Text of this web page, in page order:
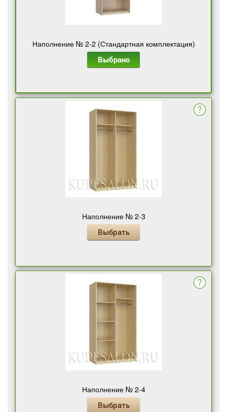
Наполнение № 2-2 (Стандартная комплектация)
Выбрано
Наполнение № 2-3
Выбрать
Наполнение № 2-4
Выбрать